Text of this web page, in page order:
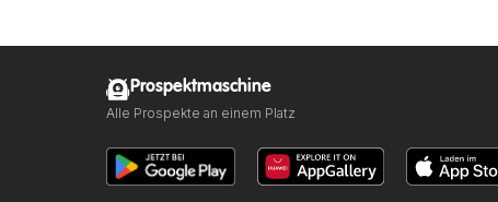
Prospektmaschine
Alle Prospekte an einem Platz